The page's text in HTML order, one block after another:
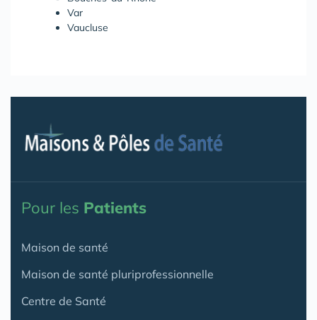
Var
Vaucluse
Pour les Patients
Maison de santé
Maison de santé pluriprofessionnelle
Centre de Santé